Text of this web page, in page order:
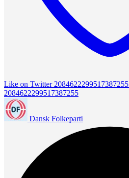
Like on Twitter 2084622299517387255
2084622299517387255
Dansk Folkeparti